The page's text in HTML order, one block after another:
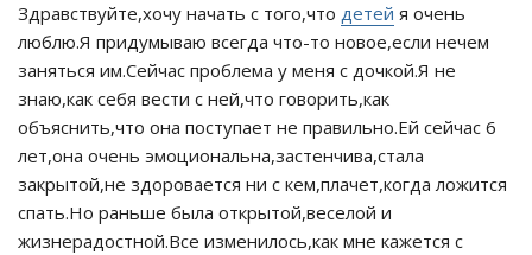
Здравствуйте,хочу начать с того,что детей я очень
люблю.Я придумываю всегда что-то новое,если нечем
заняться им.Сейчас проблема у меня с дочкой.Я не
знаю,как себя вести с ней,что говорить,как
объяснить,что она поступает не правильно.Ей сейчас 6
лет,она очень эмоциональна,застенчива,стала
закрытой,не здоровается ни с кем,плачет,когда ложится
спать.Но раньше была открытой,веселой и
жизнерадостной.Все изменилось,как мне кажется с